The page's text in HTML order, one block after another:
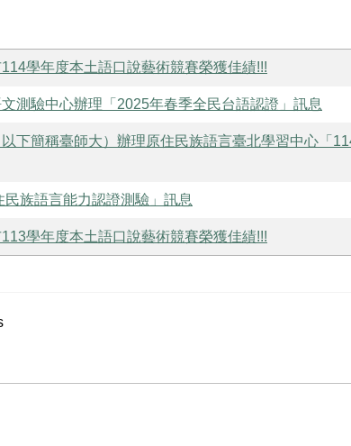
學年度本土語口說藝術競賽榮獲佳績!!!
測驗中心辦理「2025年春季全民台語認證」訊息
下簡稱臺師大）辦理原住民族語言臺北學習中心「
族語言能力認證測驗」訊息
學年度本土語口說藝術競賽榮獲佳績!!!